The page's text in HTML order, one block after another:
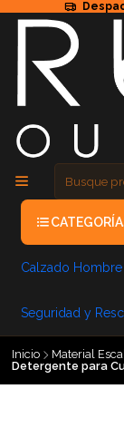
Calzado Hombre
Seguridad y
Inicio Material
Detergente para